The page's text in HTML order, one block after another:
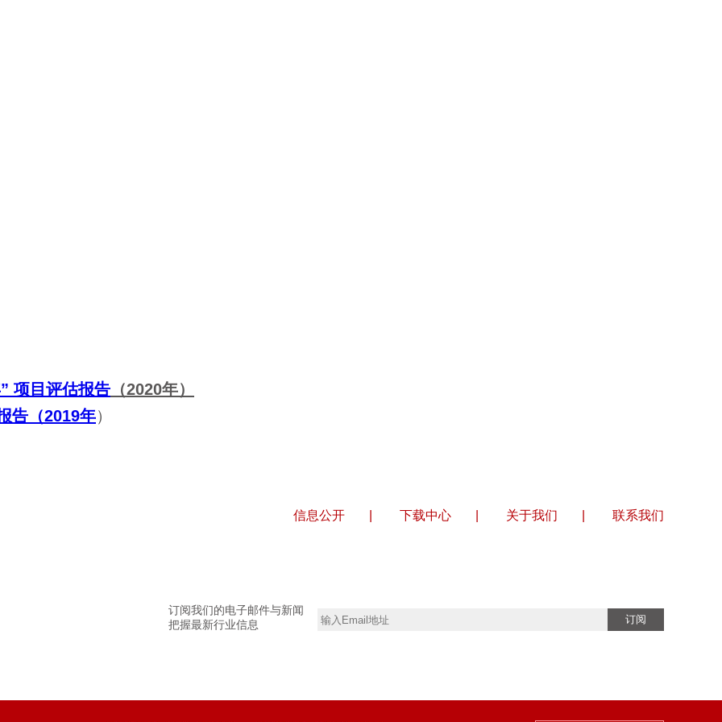
项目评估报告 （2020年）
告（2019年）
信息公开 下载中心 关于我们 联系我们
订阅我们的电子邮件与新闻
把握最新行业信息